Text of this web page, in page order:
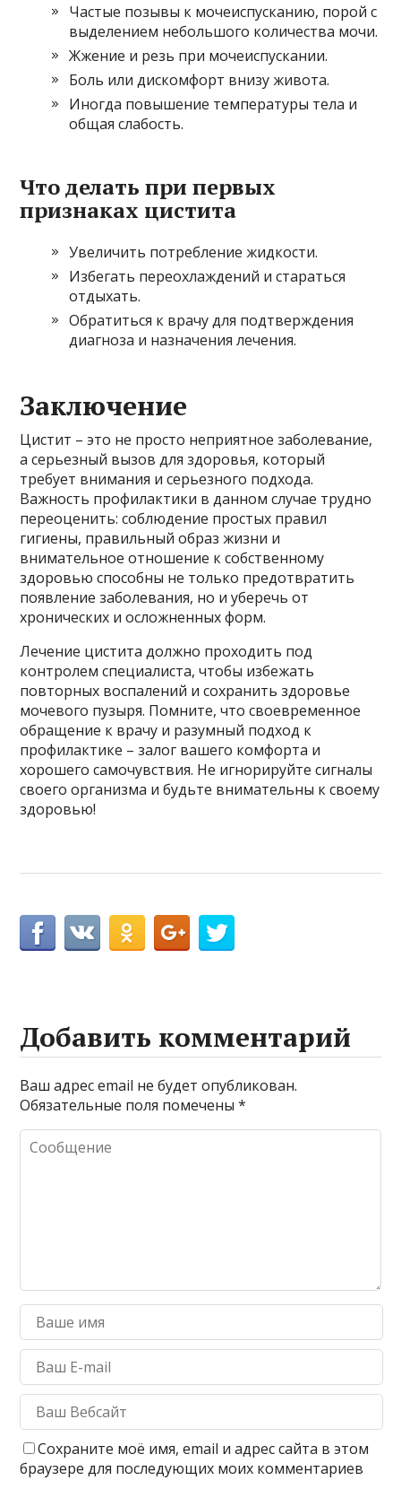
Частые позывы к мочеиспусканию, порой с
выделением небольшого количества мочи.
Жжение и резь при мочеиспускании.
Боль или дискомфорт внизу живота.
Иногда повышение температуры тела и
общая слабость.
Что делать при первых
признаках цистита
Увеличить потребление жидкости.
Избегать переохлаждений и стараться
отдыхать.
Обратиться к врачу для подтверждения
диагноза и назначения лечения.
Заключение
Цистит – это не просто неприятное заболевание,
а серьезный вызов для здоровья, который
требует внимания и серьезного подхода.
Важность профилактики в данном случае трудно
переоценить: соблюдение простых правил
гигиены, правильный образ жизни и
внимательное отношение к собственному
здоровью способны не только предотвратить
появление заболевания, но и уберечь от
хронических и осложненных форм.
Лечение цистита должно проходить под
контролем специалиста, чтобы избежать
повторных воспалений и сохранить здоровье
мочевого пузыря. Помните, что своевременное
обращение к врачу и разумный подход к
профилактике – залог вашего комфорта и
хорошего самочувствия. Не игнорируйте сигналы
своего организма и будьте внимательны к своему
здоровью!
Добавить комментарий
Ваш адрес email не будет опубликован.
Обязательные поля помечены*
Сохраните моё имя, email и адрес сайта в этом
браузере для последующих моих комментариев